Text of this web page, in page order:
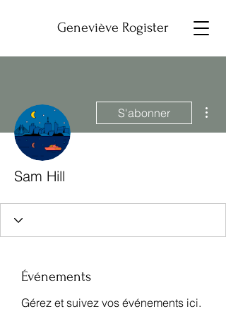
Geneviève Rogister
S'abonner
Sam Hill
Événements
Gérez et suivez vos événements ici.